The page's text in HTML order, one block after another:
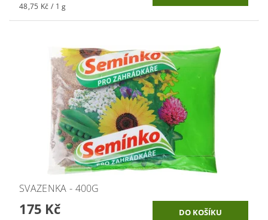
48,75 Kč / 1 g
SVAZENKA - 400G
175 Kč